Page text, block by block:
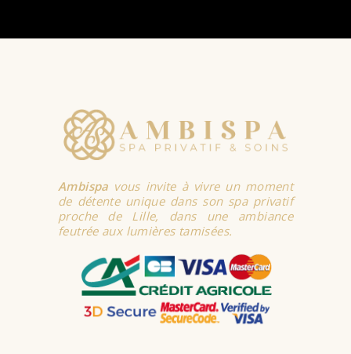
Ambispa vous invite à vivre un moment
de détente unique dans son spa privatif
proche de Lille, dans une ambiance
feutrée aux lumières tamisées.